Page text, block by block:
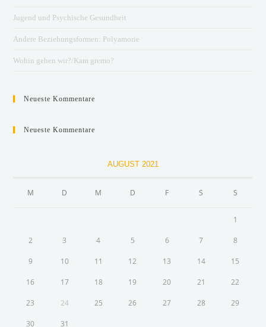
Jugend und Psychische Gesundheit
Andere Beziehungsformen: Polyamorie
Wohin gehen wir?/Kam gremo?
Neueste Kommentare
Neueste Kommentare
AUGUST 2021
M D M D F S S
1
2 3 4 5 6 7 8
9 10 11 12 13 14 15
16 17 18 19 20 21 22
23 24 25 26 27 28 29
30 31